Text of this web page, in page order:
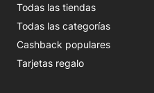
Todas las tiendas
Todas las categorías
Cashback populares
Tarjetas regalo